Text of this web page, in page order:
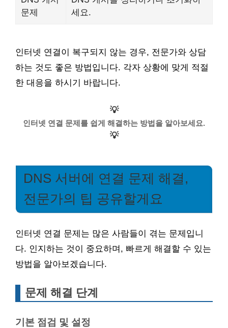
문제
세요.
인터넷 연결이 복구되지 않는 경우, 전문가와 상담
하는 것도 좋은 방법입니다. 각자 상황에 맞게 적절
한 대응을 하시기 바랍니다.
💡
인터넷 연결 문제를 쉽게 해결하는 방법을 알아보세요.
💡
DNS 서버에 연결 문제 해결,
전문가의 팁 공유할게요
인터넷 연결 문제는 많은 사람들이 겪는 문제입니
다. 인지하는 것이 중요하며, 빠르게 해결할 수 있는
방법을 알아보겠습니다.
문제 해결 단계
기본 점검 및 설정